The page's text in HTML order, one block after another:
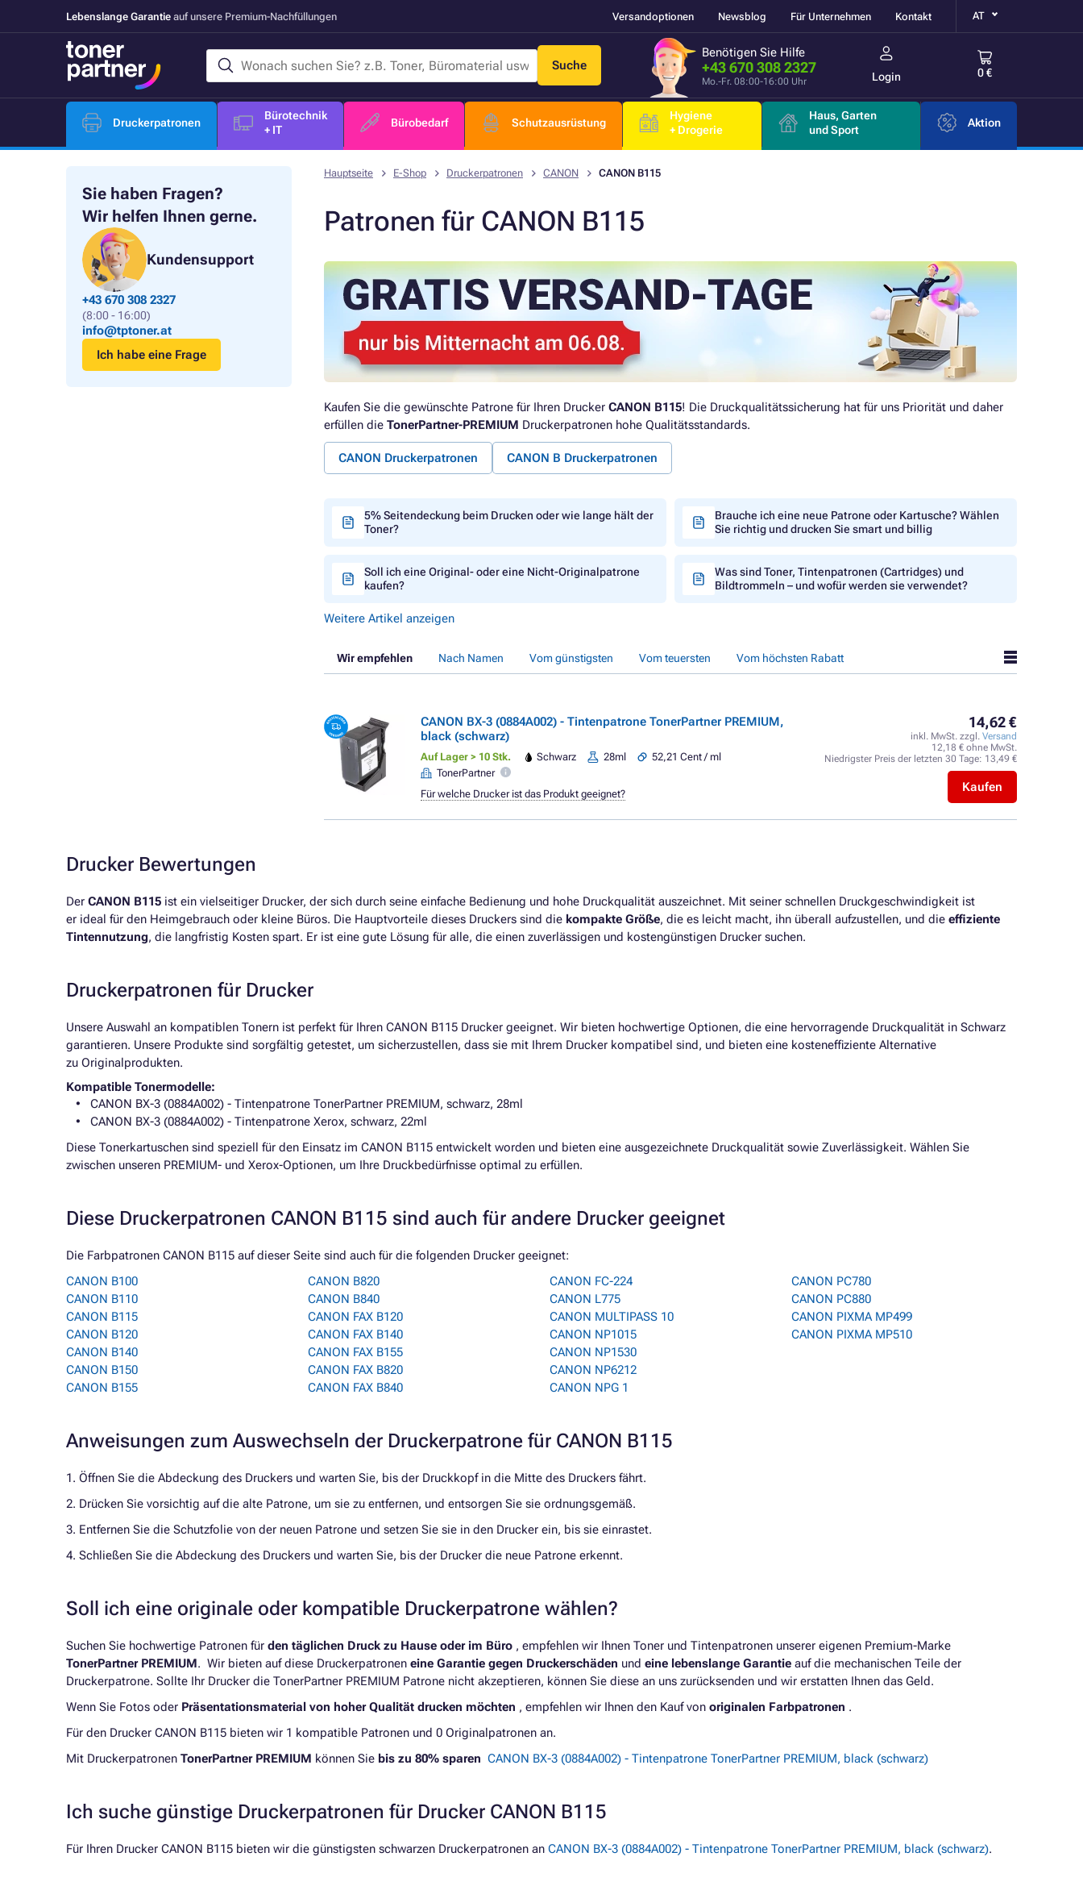
Lebenslange Garantie auf unsere Premium-Nachfüllungen Versandoptionen Newsblog Für Unternehmen Kontakt AT
Suche
Benötigen Sie Hilfe
+43 670 308 2327
Mo.-Fr. 08:00-16:00 Uhr Login 0 €
Druckerpatronen
Bürotechnik
+ IT
Bürobedarf Schutzausrüstung
Hygiene
+ Drogerie
Haus, Garten
und Sport
Aktion
Sie haben Fragen?
Wir helfen Ihnen gerne.
Kundensupport
+43 670 308 2327
(8:00 - 16:00)
info@tptoner.at
Ich habe eine Frage
Hauptseite E-Shop Druckerpatronen CANON CANON B115
Patronen für CANON B115
Kaufen Sie die gewünschte Patrone für Ihren Drucker CANON B115! Die Druckqualitätssicherung hat für uns Priorität und daher
erfüllen die TonerPartner-PREMIUM Druckerpatronen hohe Qualitätsstandards.
CANON Druckerpatronen CANON B Druckerpatronen
5% Seitendeckung beim Drucken oder wie lange hält der
Toner?
Brauche ich eine neue Patrone oder Kartusche? Wählen
Sie richtig und drucken Sie smart und billig
Soll ich eine Original- oder eine Nicht-Originalpatrone
kaufen?
Was sind Toner, Tintenpatronen (Cartridges) und
Bildtrommeln – und wofür werden sie verwendet?
Weitere Artikel anzeigen
Wir empfehlen Nach Namen Vom günstigsten Vom teuersten Vom höchsten Rabatt
CANON BX-3 (0884A002) - Tintenpatrone TonerPartner PREMIUM,
black (schwarz)
Auf Lager > 10 Stk. Schwarz 28ml
52,21 Cent / ml
TonerPartner
14,62 €
inkl. MwSt. zzgl. Versand
12,18 € ohne MwSt.
Niedrigster Preis der letzten 30 Tage: 13,49 €
Kaufen
Für welche Drucker ist das Produkt geeignet?
Drucker Bewertungen
Der CANON B115 ist ein vielseitiger Drucker, der sich durch seine einfache Bedienung und hohe Druckqualität auszeichnet. Mit seiner schnellen Druckgeschwindigkeit ist
er ideal für den Heimgebrauch oder kleine Büros. Die Hauptvorteile dieses Druckers sind die kompakte Größe, die es leicht macht, ihn überall aufzustellen, und die effiziente
Tintennutzung, die langfristig Kosten spart. Er ist eine gute Lösung für alle, die einen zuverlässigen und kostengünstigen Drucker suchen.
Druckerpatronen für Drucker
Unsere Auswahl an kompatiblen Tonern ist perfekt für Ihren CANON B115 Drucker geeignet. Wir bieten hochwertige Optionen, die eine hervorragende Druckqualität in Schwarz
garantieren. Unsere Produkte sind sorgfältig getestet, um sicherzustellen, dass sie mit Ihrem Drucker kompatibel sind, und bieten eine kosteneffiziente Alternative
zu Originalprodukten.
Kompatible Tonermodelle:
CANON BX-3 (0884A002) - Tintenpatrone TonerPartner PREMIUM, schwarz, 28ml
CANON BX-3 (0884A002) - Tintenpatrone Xerox, schwarz, 22ml
Diese Tonerkartuschen sind speziell für den Einsatz im CANON B115 entwickelt worden und bieten eine ausgezeichnete Druckqualität sowie Zuverlässigkeit. Wählen Sie
zwischen unseren PREMIUM- und Xerox-Optionen, um Ihre Druckbedürfnisse optimal zu erfüllen.
Diese Druckerpatronen CANON B115 sind auch für andere Drucker geeignet
Die Farbpatronen CANON B115 auf dieser Seite sind auch für die folgenden Drucker geeignet:
CANON B100
CANON B110
CANON B115
CANON B120
CANON B140
CANON B150
CANON B155
CANON B820
CANON B840
CANON FAX B120
CANON FAX B140
CANON FAX B155
CANON FAX B820
CANON FAX B840
CANON FC-224
CANON L775
CANON MULTIPASS 10
CANON NP1015
CANON NP1530
CANON NP6212
CANON NPG 1
CANON PC780
CANON PC880
CANON PIXMA MP499
CANON PIXMA MP510
Anweisungen zum Auswechseln der Druckerpatrone für CANON B115
1. Öffnen Sie die Abdeckung des Druckers und warten Sie, bis der Druckkopf in die Mitte des Druckers fährt.
2. Drücken Sie vorsichtig auf die alte Patrone, um sie zu entfernen, und entsorgen Sie sie ordnungsgemäß.
3. Entfernen Sie die Schutzfolie von der neuen Patrone und setzen Sie sie in den Drucker ein, bis sie einrastet.
4. Schließen Sie die Abdeckung des Druckers und warten Sie, bis der Drucker die neue Patrone erkennt.
Soll ich eine originale oder kompatible Druckerpatrone wählen?
Suchen Sie hochwertige Patronen für den täglichen Druck zu Hause oder im Büro , empfehlen wir Ihnen Toner und Tintenpatronen unserer eigenen Premium-Marke
TonerPartner PREMIUM. Wir bieten auf diese Druckerpatronen eine Garantie gegen Druckerschäden und eine lebenslange Garantie auf die mechanischen Teile der
Druckerpatrone. Sollte Ihr Drucker die TonerPartner PREMIUM Patrone nicht akzeptieren, können Sie diese an uns zurücksenden und wir erstatten Ihnen das Geld.
Wenn Sie Fotos oder Präsentationsmaterial von hoher Qualität drucken möchten , empfehlen wir Ihnen den Kauf von originalen Farbpatronen .
Für den Drucker CANON B115 bieten wir 1 kompatible Patronen und 0 Originalpatronen an.
Mit Druckerpatronen TonerPartner PREMIUM können Sie bis zu 80% sparen CANON BX-3 (0884A002) - Tintenpatrone TonerPartner PREMIUM, black (schwarz)
Ich suche günstige Druckerpatronen für Drucker CANON B115
Für Ihren Drucker CANON B115 bieten wir die günstigsten schwarzen Druckerpatronen an CANON BX-3 (0884A002) - Tintenpatrone TonerPartner PREMIUM, black (schwarz).